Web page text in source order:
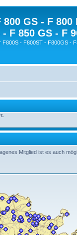
GS - F 800
F 850 GS - F
F800S - F800ST - F800GS -
Mitglied ist es auch